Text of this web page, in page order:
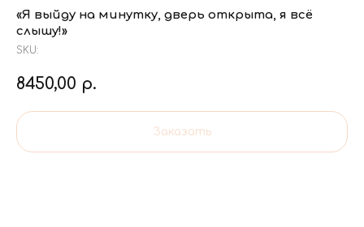
«Я выйду на минутку, дверь открыта, я всё
слышу!»
SKU:
8450,00 р.
Заказать